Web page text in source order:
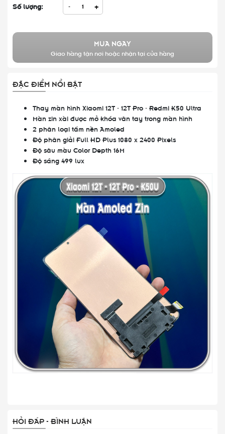
Số lượng: - +
MUA NGAY
Giao hàng tận nơi hoặc nhận tại cửa hàng
ĐẶC ĐIỂM NỔI BẬT
Thay màn hình Xiaomi 12T - 12T Pro - Redmi K50 Ultra
Màn zin xài được mở khóa vân tay trong màn hình
2 phân loại tấm nền Amoled
Độ phân giải Full HD Plus 1080 x 2400 Pixels
Độ sâu màu Color Depth 16M
Độ sáng 499 lux
HỎI ĐÁP - BÌNH LUẬN